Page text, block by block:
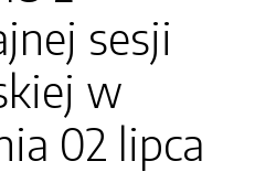
sesji
w
02 lipca